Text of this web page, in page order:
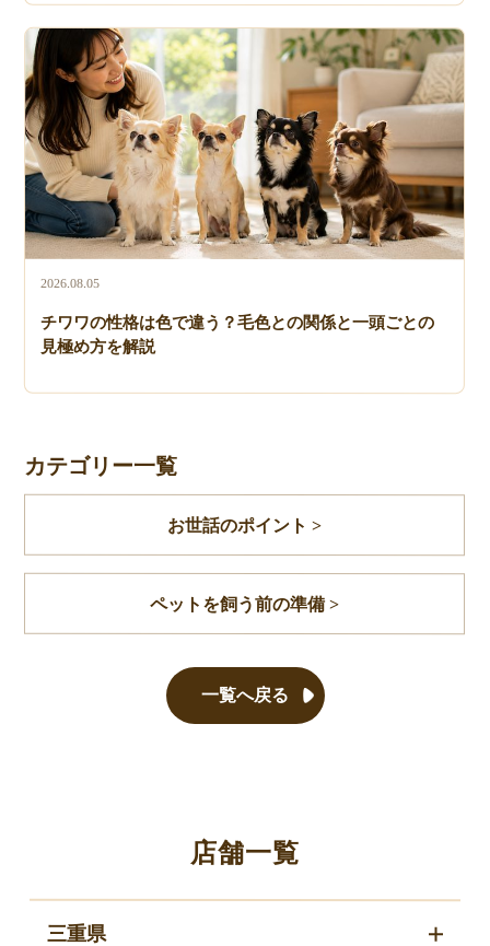
2026.08.05
チワワの性格は色で違う？毛色との関係と一頭ごとの
見極め方を解説
カテゴリー一覧
お世話のポイント >
ペットを飼う前の準備 >
一覧へ戻る
店舗一覧
三重県